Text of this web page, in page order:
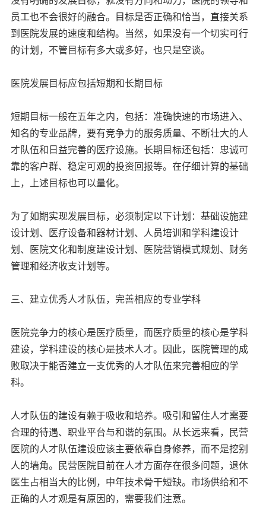
员工也不会很好的融合。目标是否正确和恰当，直接关系
到医院发展的速度和结构。当然，如果没有一个切实可行
的计划，不管目标有多大或多好，也只是空谈。
医院发展目标应包括短期和长期目标
短期目标一般在五年之内，包括：准确快速的市场进入、
知名的专业品牌，要有竞争力的服务质量、不断壮大的人
才队伍和日益完善的医疗设施。长期目标还包括：忠诚可
靠的客户群、稳定可观的投资回报等。在仔细计算的基础
上，上述目标也可以量化。
为了如期实现发展目标，必须制定以下计划：基础设施建
设计划、医疗设备和器材计划、人员培训和学科建设计
划、医院文化和制度建设计划、医院营销模式规划、财务
管理和经济收支计划等。
三、建立优秀人才队伍，完善相应的专业学科
医院竞争力的核心是医疗质量，而医疗质量的核心是学科
建设，学科建设的核心是技术人才。因此，医院管理的成
败取决于能否建立一支优秀的人才队伍来完善相应的学
科。
人才队伍的建设有赖于吸收和培养。吸引和留住人才需要
合理的待遇、职业平台与和谐的氛围。从长远来看，民营
医院的人才队伍建设应该主要依靠自身修养，而不是挖别
人的墙角。民营医院目前在人才方面存在很多问题，退休
医生占相当大的比例，中年技术骨干短缺。市场供给和不
正确的人才观是有原因的，需要我们注意。